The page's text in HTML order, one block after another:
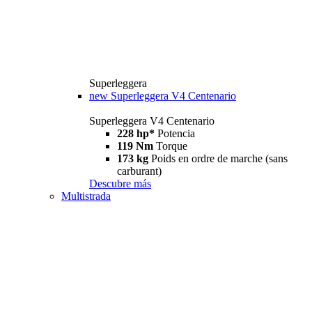
Superleggera
new Superleggera V4 Centenario
Superleggera V4 Centenario
228 hp* Potencia
119 Nm Torque
173 kg Poids en ordre de marche (sans
carburant)
Descubre más
Multistrada